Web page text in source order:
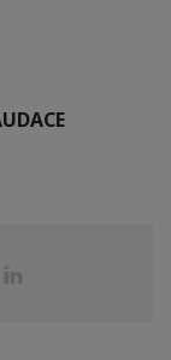
Partager